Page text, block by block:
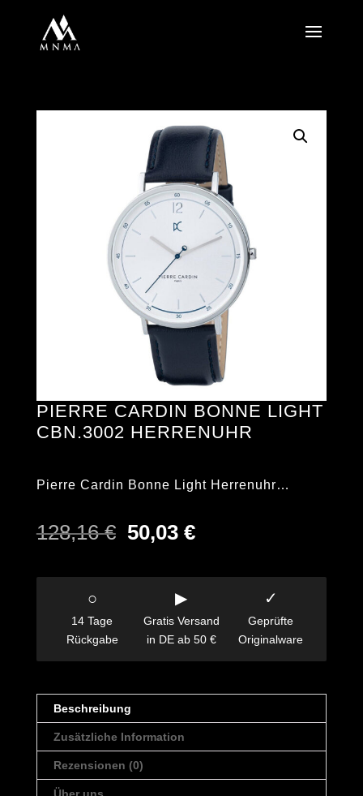
PIERRE CARDIN BONNE LIGHT
CBN.3002 HERRENUHR
Pierre Cardin Bonne Light Herrenuhr…
128,16€ Ursprünglicher
Preis
128,16 €
50,03 €Aktueller
○
14 Tage
Rückgabe
▶
Gratis Versand
in DE ab 50 €
✓
Geprüfte
Originalware
Beschreibung
Zusätzliche Information
Rezensionen (0)